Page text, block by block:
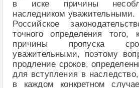
в иске причины
наследником уважительными.
Российское
точного определения
причины пропуска
уважительными, поэтому
продление сроков,
для вступления в
в каждом конкретном